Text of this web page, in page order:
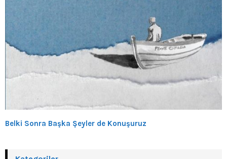
Belki Sonra Başka Şeyler de Konuşuruz